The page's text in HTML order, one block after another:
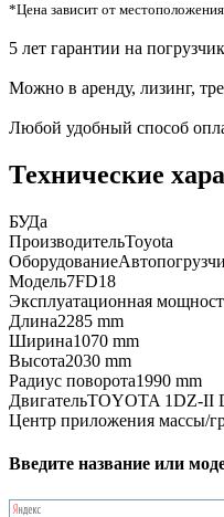
*Цена зависит от
5 лет гарантии на погрузчик
Можно в аренду, лизинг,
Любой удобный способ
Технические
БУДа
ПроизводительToyota
Оборудование
Модель7FD18
Эксплуатационная
Длина2285 mm
Ширина1070 mm
Высота2030 mm
Радиус поворота1990 mm
ДвигательTOYOTA 1DZ-II
Центр приложения массы/
Введите название или